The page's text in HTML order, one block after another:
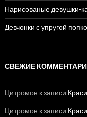
Нарисованые девушки-
Девчонки с упругой
СВЕЖИЕ
Цитромон к записи
Цитромон к записи